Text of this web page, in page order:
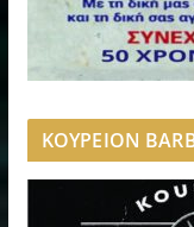
ΚΟΥΡΕΙΟΝ